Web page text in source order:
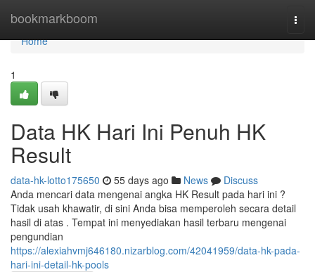
bookmarkboom
Home
Home
1
Data HK Hari Ini Penuh HK
Result
data-hk-lotto175650 55 days ago News
Discuss
Anda mencari data mengenai angka HK Result pada hari ini ?
Tidak usah khawatir, di sini Anda bisa memperoleh secara detail
hasil di atas . Tempat ini menyediakan hasil terbaru mengenai
pengundian
https://alexiahvmj646180.nizarblog.com/42041959/data-hk-pada-
hari-ini-detail-hk-pools